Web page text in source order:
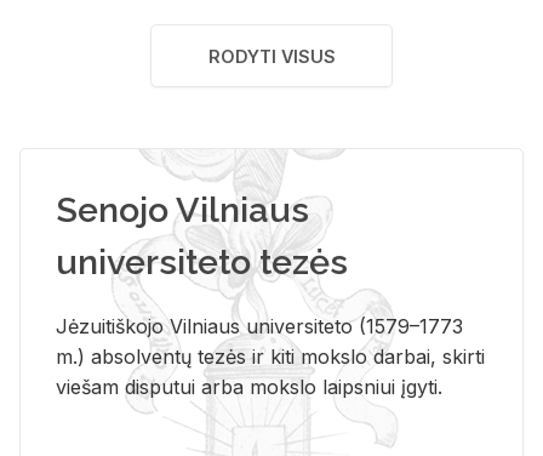
RODYTI VISUS
Senojo Vilniaus
universiteto tezės
Jėzuitiškojo Vilniaus universiteto (1579–1773
m.) absolventų tezės ir kiti mokslo darbai, skirti
viešam disputui arba mokslo laipsniui įgyti.